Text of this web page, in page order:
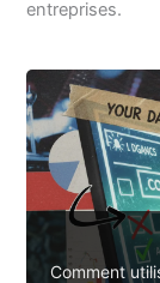
entreprises.
Comment